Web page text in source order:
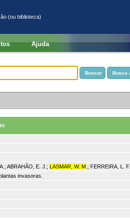
(ou biblioteca)
Ajuda
ABRAHÃO, E. J.; LASMAR, W. M .; FERREIRA, L. F.
invasoras.